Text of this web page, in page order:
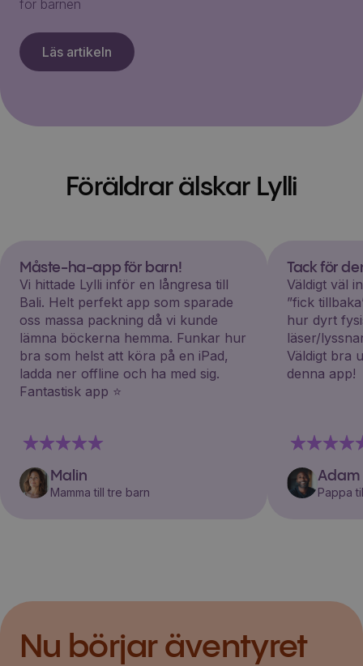
för barnen
Läs artikeln
Föräldrar älskar Lylli
Måste-ha-app för barn!
Vi hittade Lylli inför en långresa till
Bali. Helt perfekt app som sparade
oss massa packning då vi kunde
lämna böckerna hemma. Funkar hur
bra som helst att köra på en iPad,
ladda ner offline och ha med sig.
Fantastisk app ⭐️
Malin
Mamma till tre barn
Tack för
Väldigt väl
”fick
hur dyrt
läser/
Väldigt bra
denna app!
Adam
Pappa
Nu börjar äventyret